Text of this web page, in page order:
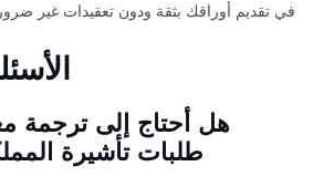
في تقديم أوراقك بثقة ودون تعقيدات غير
هل أحتاج إلى ترجمة
طلبات تأشيرة